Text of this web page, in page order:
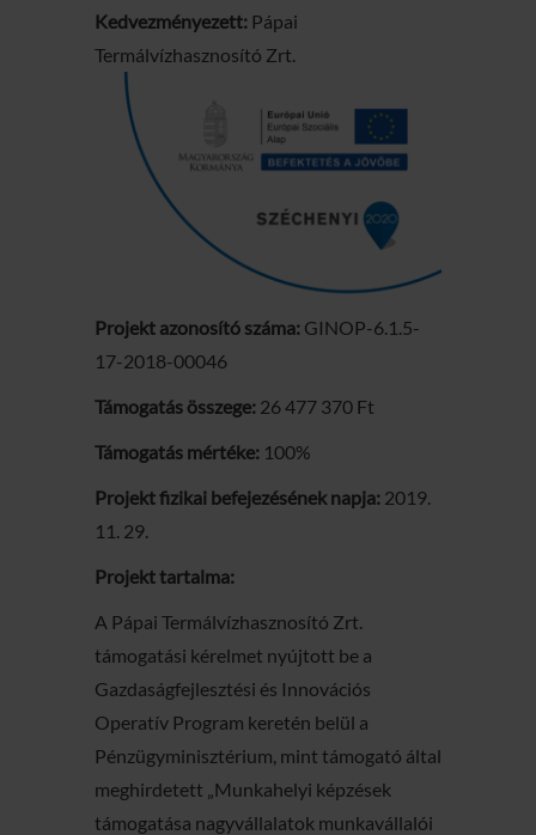
Kedvezményezett: Pápai
Termálvízhasznosító Zrt.
Projekt azonosító száma: GINOP-6.1.5-
17-2018-00046
Támogatás összege: 26 477 370 Ft
Támogatás mértéke: 100%
Projekt fizikai befejezésének napja: 2019.
11. 29.
Projekt tartalma:
A Pápai Termálvízhasznosító Zrt.
támogatási kérelmet nyújtott be a
Gazdaságfejlesztési és Innovációs
Operatív Program keretén belül a
Pénzügyminisztérium, mint támogató által
meghirdetett „Munkahelyi képzések
támogatása nagyvállalatok munkavállalói